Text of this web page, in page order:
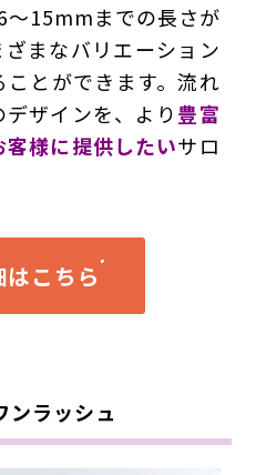
～15mmまでの長さが
まなバリエーション
とができます。流れ
ザインを、より豊富
様に提供したいサロ
こちら
ンラッシュ